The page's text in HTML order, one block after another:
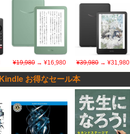
¥19,980→ ¥16,980 ¥39,980→ ¥31,980
Kindle お得なセール本